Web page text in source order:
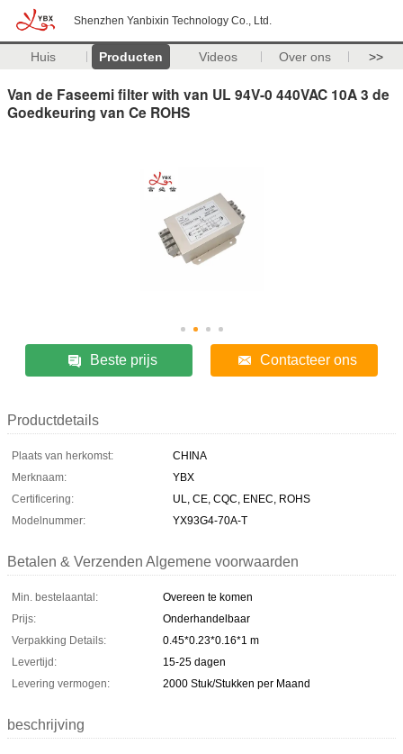
Shenzhen Yanbixin Technology Co., Ltd.
Huis Producten Videos Over ons >>
Van de Faseemi filter with van UL 94V-0 440VAC 10A 3 de
Goedkeuring van Ce ROHS
Beste prijs Contacteer ons
Productdetails
Plaats van herkomst:
CHINA
Merknaam:
YBX
Certificering:
UL, CE, CQC, ENEC, ROHS
Modelnummer:
YX93G4-70A-T
Betalen & Verzenden Algemene voorwaarden
Min. bestelaantal:
Overeen te komen
Prijs:
Onderhandelbaar
Verpakking Details:
0.45*0.23*0.16*1 m
Levertijd:
15-25 dagen
Levering vermogen:
2000 Stuk/Stukken per Maand
beschrijving